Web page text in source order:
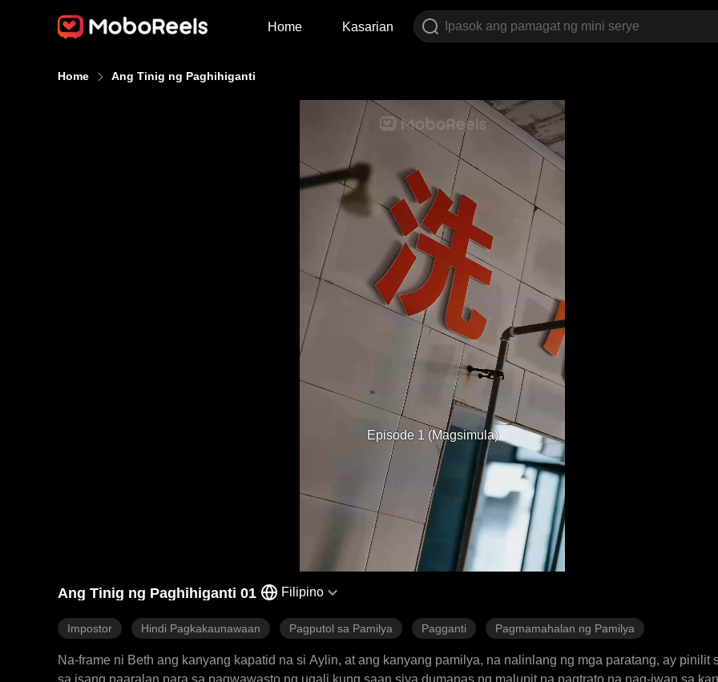
Home Kasarian
Home Ang Tinig ng Paghihiganti
Episode 1 (Magsimula)
Ang Tinig ng Paghihiganti 01 Filipino
Impostor Hindi Pagkakaunawaan Pagputol sa Pamilya Pagganti Pagmamahalan ng Pamilya
Na-frame ni Beth ang kanyang kapatid na si Aylin, at ang kanyang pamilya, na nalinlang ng mga paratang, ay pinilit
sa isang paaralan para sa pagwawasto ng ugali kung saan siya dumanas ng malupit na pagtrato na nag-iwan sa